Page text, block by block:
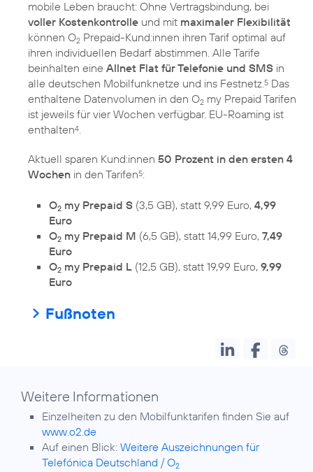
mobile Leben braucht: Ohne Vertragsbindung, bei
voller Kostenkontrolle und mit maximaler Flexibilität
können O2 Prepaid-Kund:innen ihren Tarif optimal auf
ihren individuellen Bedarf abstimmen. Alle Tarife
beinhalten eine Allnet Flat für Telefonie und SMS in
alle deutschen Mobilfunknetze und ins Festnetz.5 Das
enthaltene Datenvolumen in den O2 my Prepaid Tarifen
ist jeweils für vier Wochen verfügbar. EU-Roaming ist
enthalten4.
Aktuell sparen Kund:innen 50 Prozent in den ersten 4
Wochen in den Tarifen5:
O2 my Prepaid S (3,5 GB), statt 9,99 Euro, 4,99
Euro
O2 my Prepaid M (6,5 GB), statt 14,99 Euro, 7,49
Euro
O2 my Prepaid L (12,5 GB), statt 19,99 Euro, 9,99
Euro
Fußnoten
Weitere Informationen
Einzelheiten zu den Mobilfunktarifen finden Sie auf
www.o2.de
Auf einen Blick: Weitere Auszeichnungen für
Telefónica Deutschland / O2